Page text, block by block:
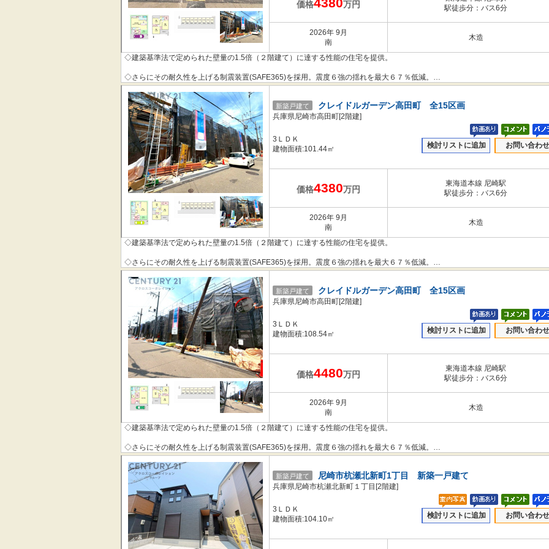
価格 万円
駅徒歩分：バス6分
2026年 9月
南
木造
◇建築基準法で定められた壁量の1.5倍（２階建て）に達する性能の住宅を提供。
◇さらにその耐久性を上げる制震装置(SAFE365)を採用。震度６強の揺れを最大６７％低減。
◇その制震装置を搭載することで、制震住宅のコストを下げることもできました。
◇地震の揺れに耐える「耐震性能」と揺れを抑えて住宅へのダメージを軽減する「制震性能」を兼ね備えた建売住宅ブランド
「QUIE」 。
◇安心の土台づくり１００％ベタ基礎へのこだわりや構造体を傷めにくい工法を採用し、安心の住まいを提供します。
本掲載の設備写真は同仕様の施工例写真につき本件とは異なります。
新築戸建て クレイドルガーデン高田町 全15区画
兵庫県尼崎市高田町[2階建]
3ＬＤＫ
建物面積:101.44㎡
検討リストに追加 お問い合わせ
価格4380万円
東海道本線 尼崎駅
駅徒歩分：バス6分
2026年 9月
南
木造
◇建築基準法で定められた壁量の1.5倍（２階建て）に達する性能の住宅を提供。
◇さらにその耐久性を上げる制震装置(SAFE365)を採用。震度６強の揺れを最大６７％低減。
◇その制震装置を搭載することで、制震住宅のコストを下げることもできました。
◇地震の揺れに耐える「耐震性能」と揺れを抑えて住宅へのダメージを軽減する「制震性能」を兼ね備えた建売住宅ブランド
「QUIE」 。
◇安心の土台づくり１００％ベタ基礎へのこだわりや構造体を傷めにくい工法を採用し、安心の住まいを提供します。
本掲載の設備写真は同仕様の施工例写真につき本件とは異なります。
新築戸建て クレイドルガーデン高田町 全15区画
兵庫県尼崎市高田町[2階建]
3ＬＤＫ
建物面積:108.54㎡
検討リストに追加 お問い合わせ
価格4480万円
東海道本線 尼崎駅
駅徒歩分：バス6分
2026年 9月
南
木造
◇建築基準法で定められた壁量の1.5倍（２階建て）に達する性能の住宅を提供。
◇さらにその耐久性を上げる制震装置(SAFE365)を採用。震度６強の揺れを最大６７％低減。
◇その制震装置を搭載することで、制震住宅のコストを下げることもできました。
◇地震の揺れに耐える「耐震性能」と揺れを抑えて住宅へのダメージを軽減する「制震性能」を兼ね備えた建売住宅ブランド
「QUIE」 。
◇安心の土台づくり１００％ベタ基礎へのこだわりや構造体を傷めにくい工法を採用し、安心の住まいを提供します。
本掲載の設備写真は同仕様の施工例写真につき本件とは異なります。
新築戸建て 尼崎市杭瀬北新町1丁目 新築一戸建て
兵庫県尼崎市杭瀬北新町１丁目[2階建]
3ＬＤＫ
建物面積:104.10㎡
検討リストに追加 お問い合わせ